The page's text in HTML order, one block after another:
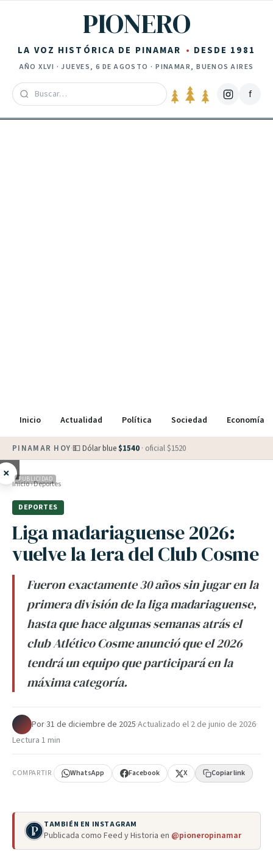
PIONERO
LA VOZ HISTÓRICA DE PINAMAR DESDE 1981
AÑOXLVI ·JUEVES, 6 DE AGOSTO · PINAMAR, BUENOS AIRES
f
Inicio Actualidad Política Sociedad Economía
PINAMAR HOY·💵 Dólar blue $1540 · oficial $1520
× PUBLICIDAD
Inicio›Deportes
DEPORTES
Liga madariaguense 2026:
vuelve la 1era del Club Cosme
Fueron exactamente 30 años sin jugar en la
primera división de la liga madariaguense,
hasta que hace algunas semanas atrás el
club Atlético Cosme anunció que el 2026
tendrá un equipo que participará en la
máxima categoría.
Por·31 de diciembre de 2025·Actualizado el 2 de junio de 2026·
Lectura 1 min
COMPARTIR WhatsApp Facebook X Copiar link
TAMBIÉN EN INSTAGRAM
Publicada como Feed y Historia en @pioneropinamar